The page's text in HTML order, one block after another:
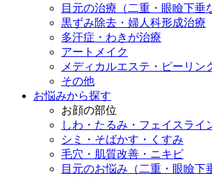
目元の治療（二重・眼瞼下垂
黒ずみ除去・婦人科形成治療
多汗症・わきが治療
アートメイク
メディカルエステ・ピーリン
その他
お悩みから探す
お顔の部位
しわ・たるみ・フェイスライ
シミ・そばかす・くすみ
毛穴・肌質改善・ニキビ
目元のお悩み（二重・眼瞼下